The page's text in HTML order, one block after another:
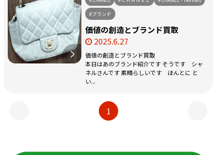
#ブランド
価値の創造とブランド買取
2025.6.27
価値の創造とブランド買取
本日はあのブランド紹介です そうです シャ
ネルさんです 素晴らしいです ほんとに と
い...
1